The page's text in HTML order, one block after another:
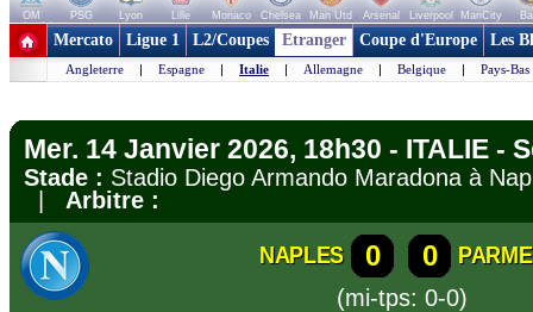
OM PSG Lyon Lille Monaco Chelsea Man Utd Arsenal Liverpool ManCity
+ de clubs
Mercato Ligue 1 L2/Coupes Etranger Coupe d'Europe Les
Angleterre | Espagne | Italie | Allemagne | Belgique | Pays-Bas
Mer. 14 Janvier 2026, 18h30 - ITALIE -
Stade : Stadio Diego Armando Maradona à
Arbitre :
NAPLES 0 0
PARME
(mi-tps: 0-0)